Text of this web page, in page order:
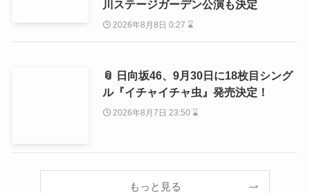
川ステージガーデン公演も決定
2026年8月8日 0:27 ⌛
📎 日向坂46、9月30日に18枚目シング
ル『イチャイチャ虫』発売決定！
2026年8月7日 23:50 ⌛
もっと見る